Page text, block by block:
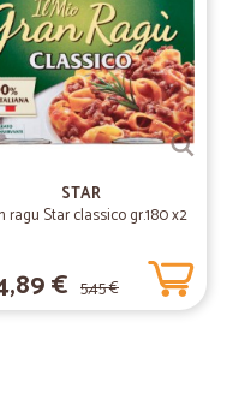
01/03/2020
STAR
ragu Star classico gr.180 x2
€ 5,45 €